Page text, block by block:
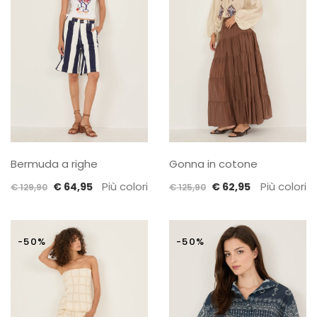
Bermuda a righe
€129,90 Il
originale
era:
€ 129,90.
€ 64,95Il
attuale
Più colori
Gonna in cotone
€125,90 Il
originale
era:
€ 125,90.
€ 62,95Il
attuale
è:
€ 62,95.
Più colori
-50% -50%